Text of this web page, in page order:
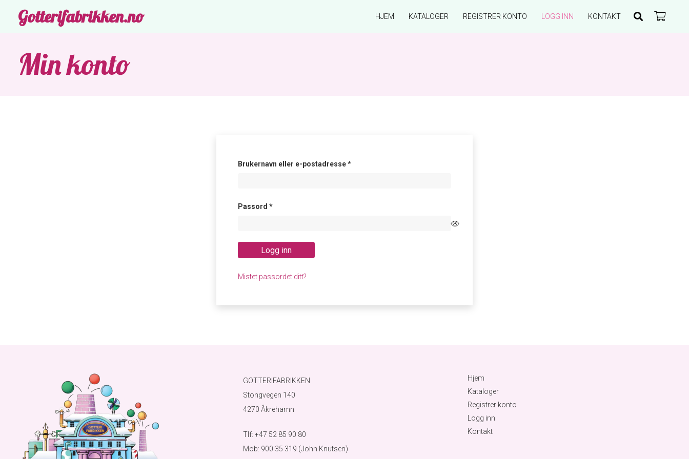
Gotterifabrikken.no HJEM KATALOGER REGISTRER KONTO LOGG INN KONTAKT
Min konto
Brukernavn eller e-postadresse*Påkrevd
Passord *Påkrevd
Logg inn
Mistet passordet ditt?
GOTTERIFABRIKKEN
Stongvegen 140
4270 Åkrehamn
Tlf: +47 52 85 90 80
Mob: 900 35 319 (John Knutsen)
Hjem
Kataloger
Registrer konto
Logg inn
Kontakt